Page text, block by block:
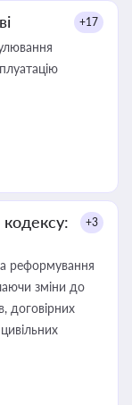
+17
+3
реформування
зміни до
договірних